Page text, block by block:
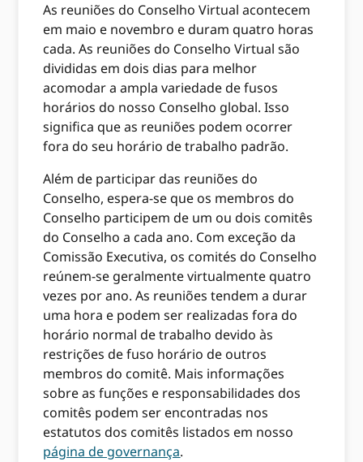
As reuniões do Conselho Virtual acontecem
em maio e novembro e duram quatro horas
cada. As reuniões do Conselho Virtual são
divididas em dois dias para melhor
acomodar a ampla variedade de fusos
horários do nosso Conselho global. Isso
significa que as reuniões podem ocorrer
fora do seu horário de trabalho padrão.
Além de participar das reuniões do
Conselho, espera-se que os membros do
Conselho participem de um ou dois comitês
do Conselho a cada ano. Com exceção da
Comissão Executiva, os comités do Conselho
reúnem-se geralmente virtualmente quatro
vezes por ano. As reuniões tendem a durar
uma hora e podem ser realizadas fora do
horário normal de trabalho devido às
restrições de fuso horário de outros
membros do comitê. Mais informações
sobre as funções e responsabilidades dos
comitês podem ser encontradas nos
estatutos dos comitês listados em nosso
página de governança.